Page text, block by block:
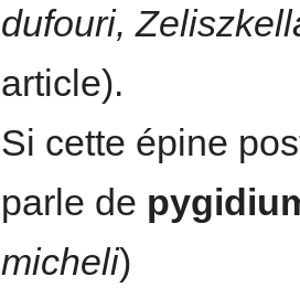
dufouri,
article).
Si cette épine
parle de
micheli)